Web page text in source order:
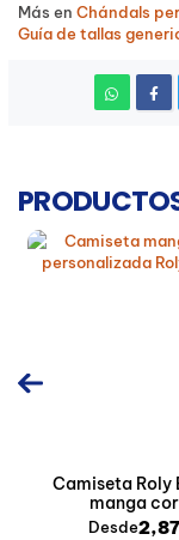
Más en Chándals
Guía de tallas
Camiseta Roly
manga
Desde